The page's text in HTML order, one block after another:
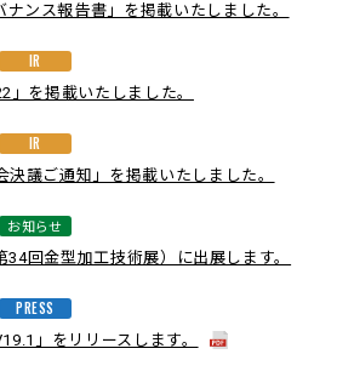
ナンス報告書」を掲載いたしました。
IR
」を掲載いたしました。
IR
決議ご通知」を掲載いたしました。
お知らせ
34回金型加工技術展）に出展します。
PRESS
」をリリースします。